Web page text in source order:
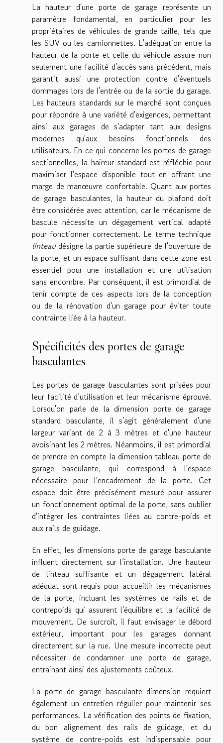
La hauteur d'une porte de garage représente un
paramètre fondamental, en particulier pour les
propriétaires de véhicules de grande taille, tels que
les SUV ou les camionnettes. L'adéquation entre la
hauteur de la porte et celle du véhicule assure non
seulement une facilité d'accès sans précédent, mais
garantit aussi une protection contre d'éventuels
dommages lors de l'entrée ou de la sortie du garage.
Les hauteurs standards sur le marché sont conçues
pour répondre à une variété d'exigences, permettant
ainsi aux garages de s'adapter tant aux designs
modernes qu'aux besoins fonctionnels des
utilisateurs. En ce qui concerne les portes de garage
sectionnelles, la haireur standard est réfléchie pour
maximiser l'espace disponible tout en offrant une
marge de manœuvre confortable. Quant aux portes
de garage basculantes, la hauteur du plafond doit
être considérée avec attention, car le mécanisme de
bascule nécessite un dégagement vertical adapté
pour fonctionner correctement. Le terme technique
linteaudésigne la partie supérieure de l'ouverture de
la porte, et un espace suffisant dans cette zone est
essentiel pour une installation et une utilisation
sans encombre. Par conséquent, il est primordial de
tenir compte de ces aspects lors de la conception
ou de la rénovation d'un garage pour éviter toute
contrainte liée à la hauteur.
Spécificités des portes de garage
basculantes
Les portes de garage basculantes sont prisées pour
leur facilité d’utilisation et leur mécanisme éprouvé.
Lorsqu'on parle de la dimension porte de garage
standard basculante, il s'agit généralement d'une
largeur variant de 2 à 3 mètres et d'une hauteur
avoisinant les 2 mètres. Néanmoins, il est primordial
de prendre en compte la dimension tableau porte de
garage basculante, qui correspond à l'espace
nécessaire pour l'encadrement de la porte. Cet
espace doit être précisément mesuré pour assurer
un fonctionnement optimal de la porte, sans oublier
d'intégrer les contraintes liées au contre-poids et
aux rails de guidage.
En effet, les dimensions porte de garage basculante
influent directement sur l’installation. Une hauteur
de linteau suffisante et un dégagement latéral
adéquat sont requis pour accueillir les mécanismes
de la porte, incluant les systèmes de rails et de
contrepoids qui assurent l'équilibre et la facilité de
mouvement. De surcroît, il faut envisager le débord
extérieur, important pour les garages donnant
directement sur la rue. Une mesure incorrecte peut
nécessiter de condamner une porte de garage,
entrainant ainsi des ajustements coûteux.
La porte de garage basculante dimension requiert
également un entretien régulier pour maintenir ses
performances. La vérification des points de fixation,
du bon alignement des rails de guidage, et du
système de contre-poids est indispensable pour